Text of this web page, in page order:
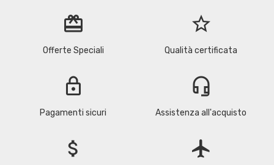
redeem
Offerte Speciali
star_border
Qualità certificata
lock
Pagamenti sicuri
headset_mic
Assistenza all'acquisto
attach_money flight